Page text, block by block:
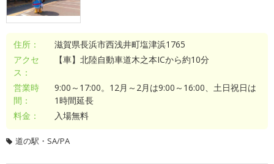
住所：
滋賀県長浜市西浅井町塩津浜1765
アクセ
ス：
【車】北陸自動車道木之本ICから約10分
営業時
間：
9:00～17:00。12月～2月は9:00～16:00、土日祝日は
1時間延長
料金：
入場無料
道の駅・SA/PA